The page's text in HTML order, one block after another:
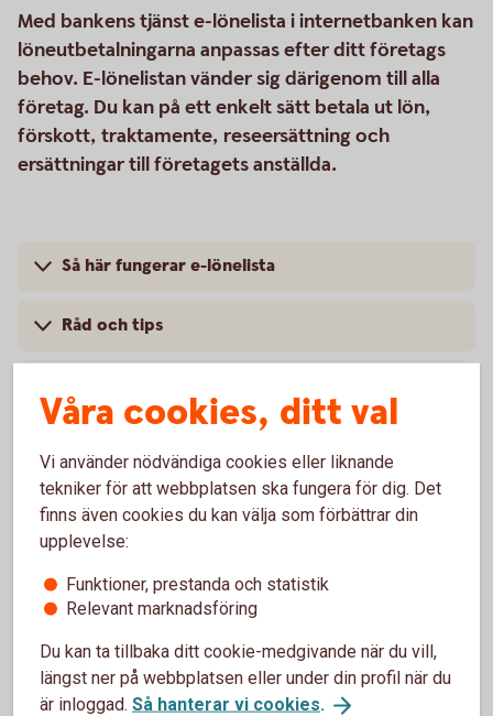
Med bankens tjänst e-lönelista i internetbanken kan
löneutbetalningarna anpassas efter ditt företags
behov. E-lönelistan vänder sig därigenom till alla
företag. Du kan på ett enkelt sätt betala ut lön,
förskott, traktamente, reseersättning och
ersättningar till företagets anställda.
Så här fungerar e-lönelista
Råd och tips
godkänna cookies för Funktioner, prestanda
och statistik.
Inställningar för cookies
Våra cookies, ditt val
Vi använder nödvändiga cookies eller liknande
tekniker för att webbplatsen ska fungera för dig. Det
finns även cookies du kan välja som förbättrar din
upplevelse:
Funktioner, prestanda och statistik
Relevant marknadsföring
Du kan ta tillbaka ditt cookie-medgivande när du vill,
längst ner på webbplatsen eller under din profil när du
är inloggad. Så hanterar vi cookies.